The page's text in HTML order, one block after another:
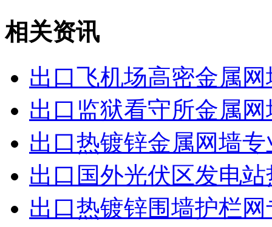
相关资讯
出口飞机场高密金属
出口监狱看守所金属
出口热镀锌金属网墙
出口国外光伏区发电
出口热镀锌围墙护栏